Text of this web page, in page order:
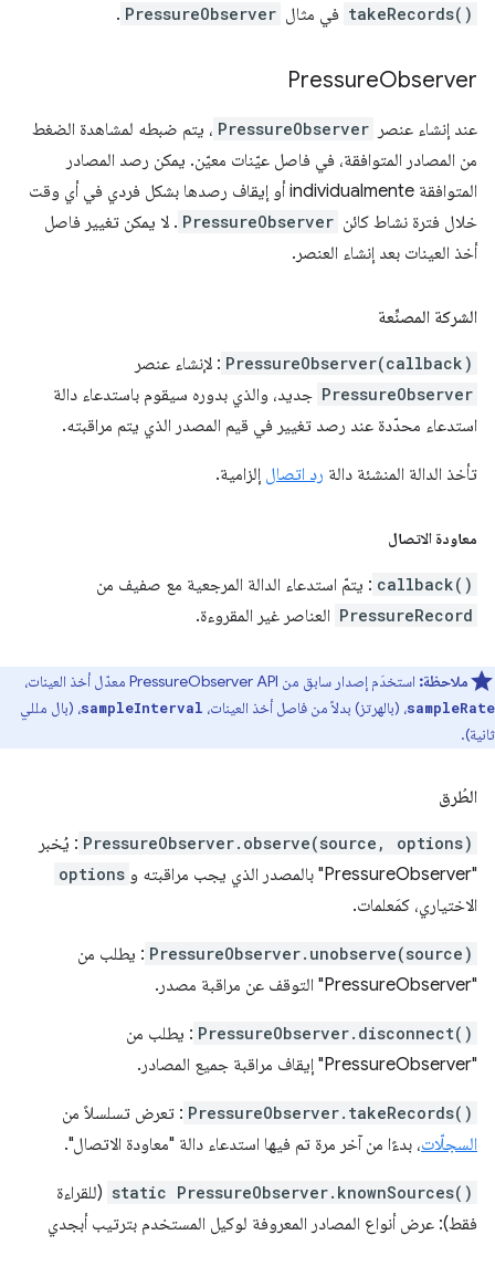
takeRecords() في مثال PressureObserver
.
PressureObserver
عند إنشاء عنصر PressureObserver ، يتم ضبطه لمشاهدة الضغط
من المصادر المتوافقة، في فاصل عيّنات معيّن. يمكن رصد المصادر
المتوافقة individualmente أو إيقاف رصدها بشكل فردي في أي وقت
خلال فترة نشاط كائن PressureObserver . لا يمكن تغيير فاصل
أخذ العينات بعد إنشاء العنصر.
الشركة المصنِّعة
PressureObserver(callback) : لإنشاء عنصر
PressureObserver جديد، والذي بدوره سيقوم باستدعاء دالة
استدعاء محدّدة عند رصد تغيير في قيم المصدر الذي يتم مراقبته.
تأخذ الدالة المنشئة دالة رد اتصال إلزامية.
معاودة الاتصال
callback() : يتمّ استدعاء الدالة المرجعية مع صفيف من
PressureRecord العناصر غير المقروءة.
ملاحظة: استخدَم إصدار سابق من PressureObserver API معدّل أخذ العينات،
sampleRate، (بالهرتز) بدلاً من فاصل أخذ العينات، sampleInterval، (بال مللي
ثانية).
الطُرق
PressureObserver.observe(source, options) : يُخبر
"PressureObserver" بالمصدر الذي يجب مراقبته و
options
الاختياري، كمَعلمات.
PressureObserver.unobserve(source) : يطلب من
"PressureObserver" التوقف عن مراقبة مصدر.
PressureObserver.disconnect() : يطلب من
"PressureObserver" إيقاف مراقبة جميع المصادر.
PressureObserver.takeRecords() : تعرض تسلسلاً من
السجلّات، بدءًا من آخر مرة تم فيها استدعاء دالة "معاودة الاتصال".
static PressureObserver.knownSources() (للقراءة
فقط): عرض أنواع المصادر المعروفة لوكيل المستخدم بترتيب أبجدي